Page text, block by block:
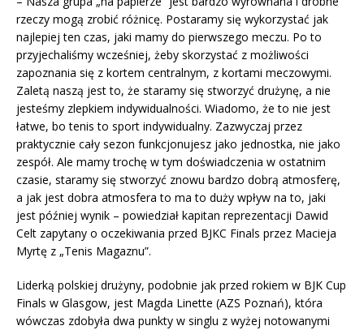
rzeczy mogą zrobić różnicę. Postaramy się wykorzystać jak
najlepiej ten czas, jaki mamy do pierwszego meczu. Po to
przyjechaliśmy wcześniej, żeby skorzystać z możliwości
zapoznania się z kortem centralnym, z kortami meczowymi.
Zaletą naszą jest to, że staramy się stworzyć drużynę, a nie
jesteśmy zlepkiem indywidualności. Wiadomo, że to nie jest
łatwe, bo tenis to sport indywidualny. Zazwyczaj przez
praktycznie cały sezon funkcjonujesz jako jednostka, nie jako
zespół. Ale mamy trochę w tym doświadczenia w ostatnim
czasie, staramy się stworzyć znowu bardzo dobrą atmosferę,
a jak jest dobra atmosfera to ma to duży wpływ na to, jaki
jest później wynik – powiedział kapitan reprezentacji Dawid
Celt zapytany o oczekiwania przed BJKC Finals przez Macieja
Myrtę z „Tenis Magaznu”.
Liderką polskiej drużyny, podobnie jak przed rokiem w BJK Cup
Finals w Glasgow, jest Magda Linette (AZS Poznań), która
wówczas zdobyła dwa punkty w singlu z wyżej notowanymi